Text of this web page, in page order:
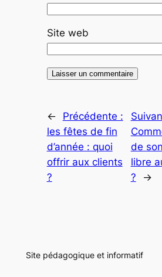
Site web
←
Précédente :
les fêtes de fin
d’année : quoi
offrir aux clients
?
de
libre
?
→
Site pédagogique et informatif